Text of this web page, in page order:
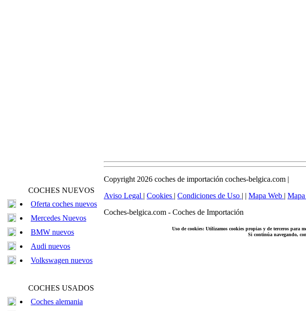
COCHES NUEVOS
Oferta coches nuevos
Mercedes Nuevos
BMW nuevos
Audi nuevos
Volkswagen nuevos
COCHES USADOS
Coches alemania
Copyright 2026 coches de importación coches-belgica.com |
Aviso Legal | Cookies | Condiciones de Uso | | Mapa Web |
Coches-belgica.com - Coches de Importación
Uso de cookies: Utilizamos cookies propias y de terceros para
Si continúa navegando,